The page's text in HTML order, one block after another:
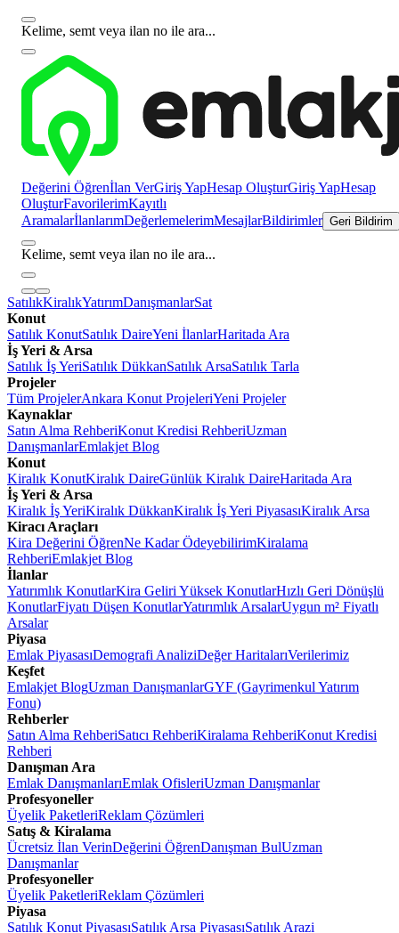
Kelime, semt veya ilan no ile ara...
Değerini Öğrenİlan VerGiriş YapHesap OluşturGiriş YapHesap
OluşturFavorilerimKayıtlı
AramalarİlanlarımDeğerlemelerimMesajlarBildirimler Geri Bildirim
Kelime, semt veya ilan no ile ara...
SatılıkKiralıkYatırımDanışmanlarSat
Konut
Satılık KonutSatılık DaireYeni İlanlarHaritada Ara
İş Yeri & Arsa
Satılık İş YeriSatılık DükkanSatılık ArsaSatılık Tarla
Projeler
Tüm ProjelerAnkara Konut ProjeleriYeni Projeler
Kaynaklar
Satın Alma RehberiKonut Kredisi RehberiUzman
DanışmanlarEmlakjet Blog
Konut
Kiralık KonutKiralık DaireGünlük Kiralık DaireHaritada Ara
İş Yeri & Arsa
Kiralık İş YeriKiralık DükkanKiralık İş Yeri PiyasasıKiralık Arsa
Kiracı Araçları
Kira Değerini ÖğrenNe Kadar ÖdeyebilirimKiralama
RehberiEmlakjet Blog
İlanlar
Yatırımlık KonutlarKira Geliri Yüksek KonutlarHızlı Geri Dönüşlü
KonutlarFiyatı Düşen KonutlarYatırımlık ArsalarUygun m² Fiyatlı
Arsalar
Piyasa
Emlak PiyasasıDemografi AnaliziDeğer HaritalarıVerilerimiz
Keşfet
Emlakjet BlogUzman DanışmanlarGYF (Gayrimenkul Yatırım
Fonu)
Rehberler
Satın Alma RehberiSatıcı RehberiKiralama RehberiKonut Kredisi
Rehberi
Danışman Ara
Emlak DanışmanlarıEmlak OfisleriUzman Danışmanlar
Profesyoneller
Üyelik PaketleriReklam Çözümleri
Satış & Kiralama
Ücretsiz İlan VerinDeğerini ÖğrenDanışman BulUzman
Danışmanlar
Profesyoneller
Üyelik PaketleriReklam Çözümleri
Piyasa
Satılık Konut PiyasasıSatılık Arsa PiyasasıSatılık Arazi